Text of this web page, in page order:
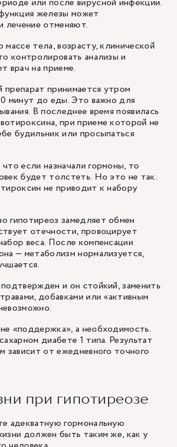
железы может
лечение отменяют.
тела, возрасту, клинической
контролировать анализы и
врач на приеме.
препарат принимается утром
минут до еды. Это важно для
В последнее время появилась
при приеме которой не
будильник или просыпаться
если назначали гормоны, то
будет толстеть. Но это не так.
не приводит к набору
гипотиреоз замедляет обмен
отечности, провоцирует
веса. После компенсации
— метаболизм нормализуется,
и он стойкий, заменить
добавками или «активным
«поддержка», а необходимость.
диабете 1 типа. Результат
зависит от ежедневного точного
при гипотиреозе
адекватную гормональную
должен быть таким же, как у